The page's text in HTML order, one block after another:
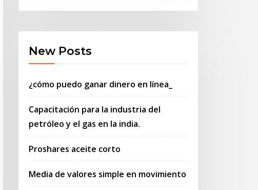
New Posts
¿cómo puedo ganar dinero en línea_
Capacitación para la industria del
petróleo y el gas en la india.
Proshares aceite corto
Media de valores simple en movimiento